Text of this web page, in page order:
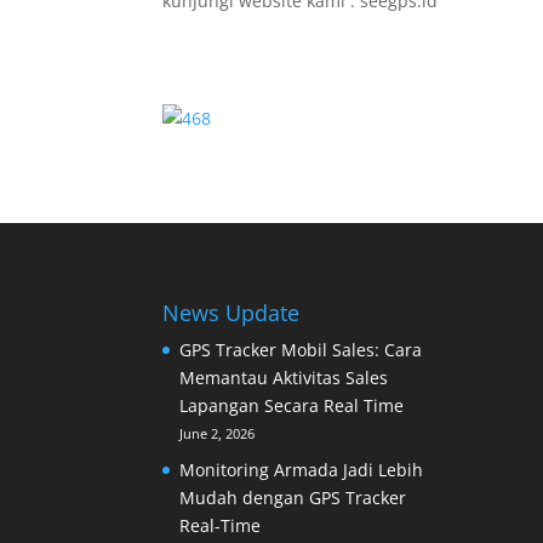
News Update
GPS Tracker Mobil Sales: Cara
Memantau Aktivitas Sales
Lapangan Secara Real Time
June 2, 2026
Monitoring Armada Jadi Lebih
Mudah dengan GPS Tracker
Real-Time